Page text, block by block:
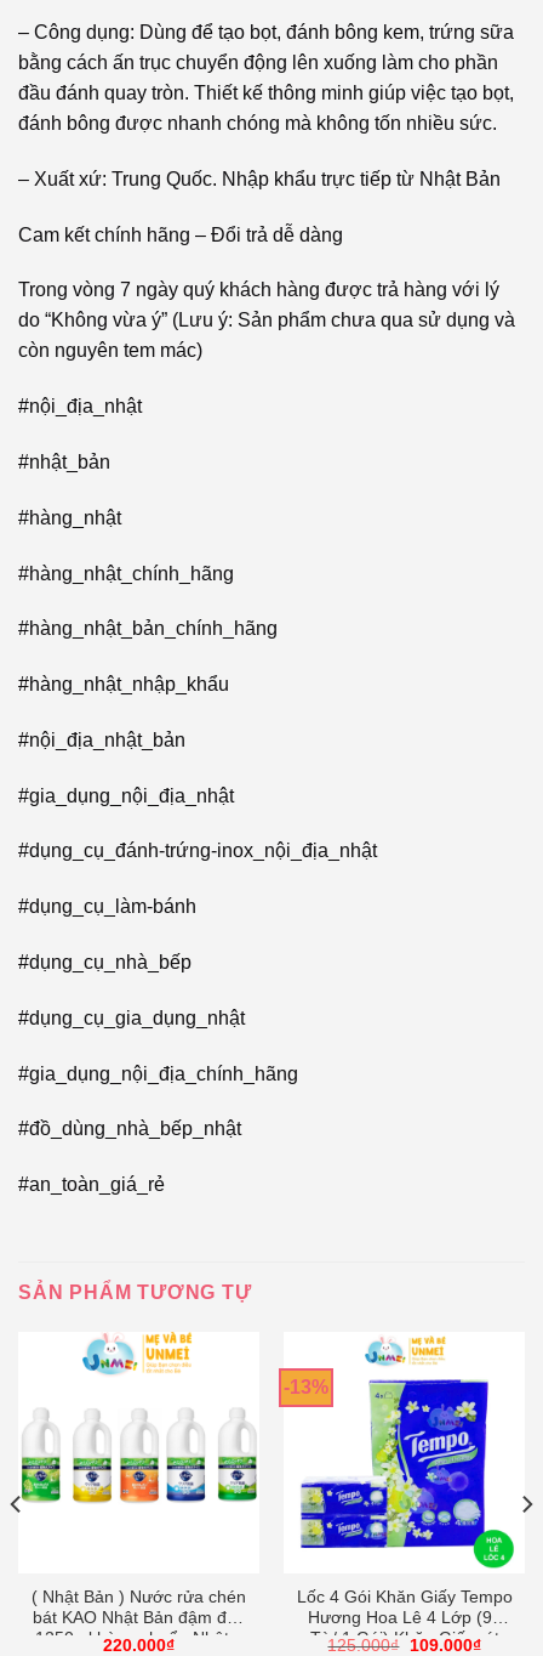
– Công dụng: Dùng để tạo bọt, đánh bông kem, trứng sữa
bằng cách ấn trục chuyển động lên xuống làm cho phần
đầu đánh quay tròn. Thiết kế thông minh giúp việc tạo bọt,
đánh bông được nhanh chóng mà không tốn nhiều sức.
– Xuất xứ: Trung Quốc. Nhập khẩu trực tiếp từ Nhật Bản
Cam kết chính hãng – Đổi trả dễ dàng
Trong vòng 7 ngày quý khách hàng được trả hàng với lý
do “Không vừa ý” (Lưu ý: Sản phẩm chưa qua sử dụng và
còn nguyên tem mác)
#nội_địa_nhật
#nhật_bản
#hàng_nhật
#hàng_nhật_chính_hãng
#hàng_nhật_bản_chính_hãng
#hàng_nhật_nhập_khẩu
#nội_địa_nhật_bản
#gia_dụng_nội_địa_nhật
#dụng_cụ_đánh-trứng-inox_nội_địa_nhật
#dụng_cụ_làm-bánh
#dụng_cụ_nhà_bếp
#dụng_cụ_gia_dụng_nhật
#gia_dụng_nội_địa_chính_hãng
#đồ_dùng_nhà_bếp_nhật
#an_toàn_giá_rẻ
SẢN PHẨM TƯƠNG TỰ
( Nhật Bản ) Nước rửa chén
bát KAO Nhật Bản đậm đặc
1250ml hàng chuẩn Nhật –
220.000₫
-13%
Lốc 4 Gói Khăn Giấy Tempo
Hương Hoa Lê 4 Lớp (90
Tờ/ 1 Gói) Khăn Giấy rút
125.000₫
Giá
109.000₫Giá